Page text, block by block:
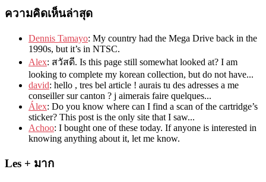
ความคิดเห็นล่าสุด
Dennis Tamayo: My country had the Mega Drive back in the
1990s, but it’s in NTSC.
Alex: สวัสดี. Is this page still somewhat looked at? I am
looking to complete my korean collection, but do not have...
david: hello , tres bel article ! aurais tu des adresses a me
conseiller sur canton ? j aimerais faire quelques...
Álex: Do you know where can I find a scan of the cartridge’s
sticker? This post is the only site that I saw...
Achoo: I bought one of these today. If anyone is interested in
knowing anything about it, let me know.
Les + มาก